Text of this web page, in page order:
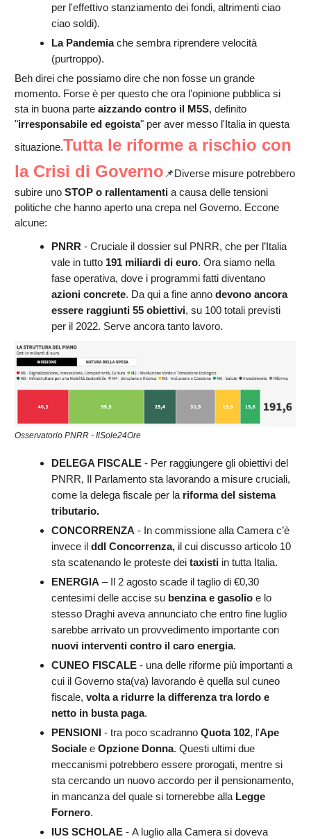
per l'effettivo stanziamento dei fondi, altrimenti ciao
ciao soldi).
La Pandemiache sembra riprendere velocità
(purtroppo).
Beh direi che possiamo dire che non fosse un grande
momento. Forse è per questo che ora l'opinione pubblica si
sta in buona parte aizzando contro il M5S, definito
"irresponsabile ed egoista" per aver messo l'Italia in questa
situazione.Tutta le riforme a rischio con
la Crisi di Governo 📌Diverse misure potrebbero
subire uno STOP o rallentamenti a causa delle tensioni
politiche che hanno aperto una crepa nel Governo. Eccone
alcune:
PNRR - Cruciale il dossier sul PNRR, che per l’Italia
vale in tutto 191 miliardi di euro. Ora siamo nella
fase operativa, dove i programmi fatti diventano
azioni concrete. Da qui a fine anno devono ancora
essere raggiunti 55 obiettivi, su 100 totali previsti
per il 2022. Serve ancora tanto lavoro.
Osservatorio PNRR - IlSole24Ore
DELEGA FISCALE - Per raggiungere gli obiettivi del
PNRR, Il Parlamento sta lavorando a misure cruciali,
come la delega fiscale per la riforma del sistema
tributario.
CONCORRENZA - In commissione alla Camera c’è
invece il ddl Concorrenza, il cui discusso articolo 10
sta scatenando le proteste dei taxisti in tutta Italia.
ENERGIA – Il 2 agosto scade il taglio di €0,30
centesimi delle accise su benzina e gasolio e lo
stesso Draghi aveva annunciato che entro fine luglio
sarebbe arrivato un provvedimento importante con
nuovi interventi contro il caro energia.
CUNEO FISCALE - una delle riforme più importanti a
cui il Governo sta(va) lavorando è quella sul cuneo
fiscale, volta a ridurre la differenza tra lordo e
netto in busta paga.
PENSIONI - tra poco scadranno Quota 102, l'Ape
Sociale e Opzione Donna. Questi ultimi due
meccanismi potrebbero essere prorogati, mentre si
sta cercando un nuovo accordo per il pensionamento,
in mancanza del quale si tornerebbe alla Legge
Fornero.
IUS SCHOLAE - A luglio alla Camera si doveva